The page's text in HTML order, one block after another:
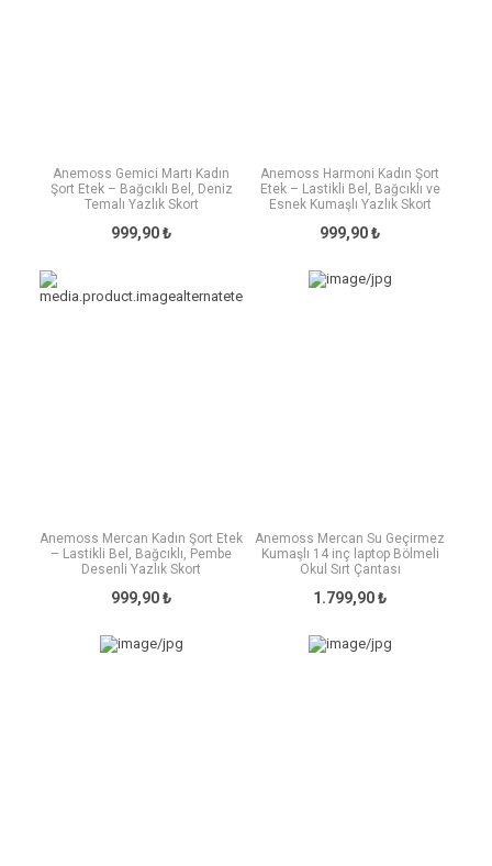
Anemoss Gemici Martı Kadın
Şort Etek – Bağcıklı Bel, Deniz
Temalı Yazlık Skort
999,90 ₺
Anemoss Harmoni Kadın Şort
Etek – Lastikli Bel, Bağcıklı ve
Esnek Kumaşlı Yazlık Skort
999,90 ₺
Anemoss Mercan Kadın Şort Etek
– Lastikli Bel, Bağcıklı, Pembe
Desenli Yazlık Skort
999,90 ₺
Anemoss Mercan Su Geçirmez
Kumaşlı 14 inç laptop Bölmeli
Okul Sırt Çantası
1.799,90 ₺